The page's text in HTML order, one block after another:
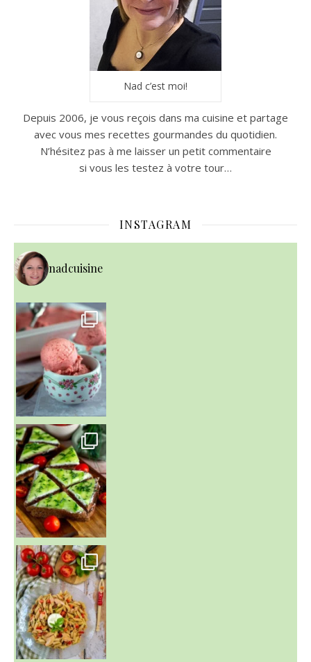
Nad c’est moi!
Depuis 2006, je vous reçois dans ma cuisine et partage
avec vous mes recettes gourmandes du quotidien.
N’hésitez pas à me laisser un petit commentaire
si vous les testez à votre tour…
INSTAGRAM
nadcuisine
~ NICE CREAM À LA FRAISE ~
Presque un mois que
~ SALADE DE PÂTES AUX DEUX TOMATES THON ET BURRA